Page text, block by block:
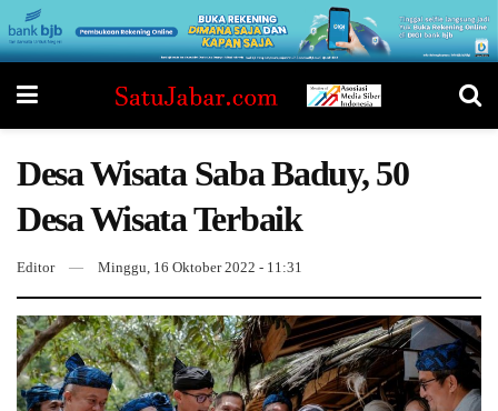
Desa Wisata Saba Baduy, 50
Desa Wisata Terbaik
Editor Minggu, 16 Oktober 2022 - 11:31